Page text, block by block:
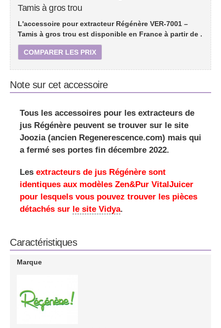
Tamis à gros trou
L'accessoire pour extracteur Régénère VER-7001 –
Tamis à gros trou est disponible en France à partir de .
COMPARER LES PRIX
Note sur cet accessoire
Tous les accessoires pour les extracteurs de
jus Régénère peuvent se trouver sur le site
Joozia (ancien Regenerescence.com) mais qui
a fermé ses portes fin décembre 2022.
Les extracteurs de jus Régénère sont
identiques aux modèles Zen&Pur VitalJuicer
pour lesquels vous pouvez trouver les pièces
détachés sur le site Vidya.
Caractéristiques
Marque